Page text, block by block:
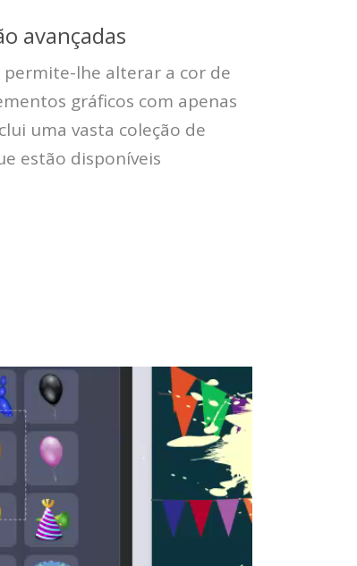
avançadas
lhe alterar a cor de
gráficos com apenas
uma vasta coleção de
estão disponíveis